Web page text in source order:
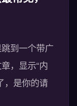
到一个带广
，显示“内
，是你的请